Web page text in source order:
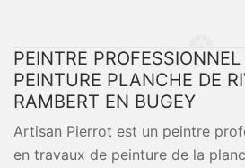
PEINTRE
PEINTURE PLANCHE DE
RAMBERT EN BUGEY
Artisan Pierrot est un peintre
en travaux de peinture de la